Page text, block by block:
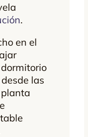
.
en el
las